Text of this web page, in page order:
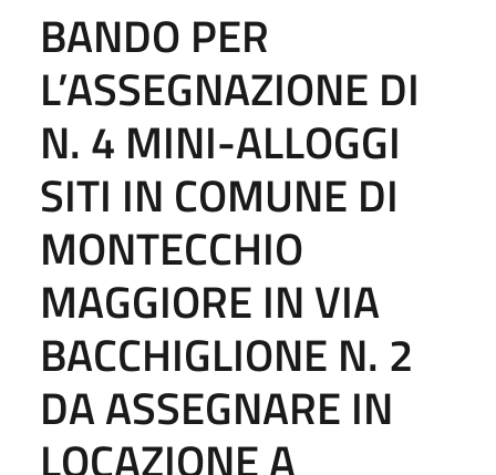
BANDO PER
L’ASSEGNAZIONE DI
N. 4 MINI-ALLOGGI
SITI IN COMUNE DI
MONTECCHIO
MAGGIORE IN VIA
BACCHIGLIONE N. 2
DA ASSEGNARE IN
LOCAZIONE A